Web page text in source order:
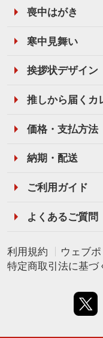
喪中はがき
寒中見舞い
挨拶状デザイン
推しから届くカ
価格・支払方法
納期・配送
ご利用ガイド
よくあるご質問
利用規約
ウェブ
特定商取引法に基づ